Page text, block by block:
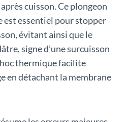
cuisson. Ce plongeon
est essentiel pour stopper
évitant ainsi que le
signe d’une surcuisson
thermique facilite
en détachant la membrane